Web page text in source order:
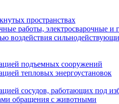
пространствах
работы, электросварочные и
воздействия
подъемных сооружений
тепловых энергоустановок
сосудов, работающих под
обращения с животными